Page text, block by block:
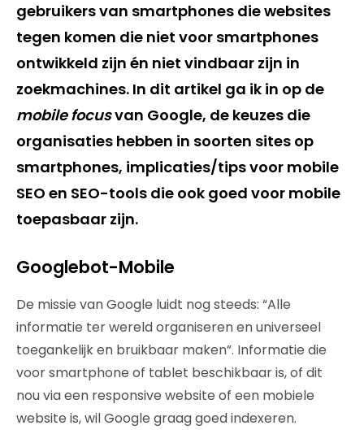
gebruikers van smartphones die websites
tegen komen die niet voor smartphones
ontwikkeld zijn én niet vindbaar zijn in
zoekmachines. In dit artikel ga ik in op de
mobile focusvan Google, de keuzes die
organisaties hebben in soorten sites op
smartphones, implicaties/tips voor mobile
SEO en SEO-tools die ook goed voor mobile
toepasbaar zijn.
Googlebot-Mobile
De missie van Google luidt nog steeds: “Alle
informatie ter wereld organiseren en universeel
toegankelijk en bruikbaar maken”. Informatie die
voor smartphone of tablet beschikbaar is, of dit
nou via een responsive website of een mobiele
website is, wil Google graag goed indexeren.